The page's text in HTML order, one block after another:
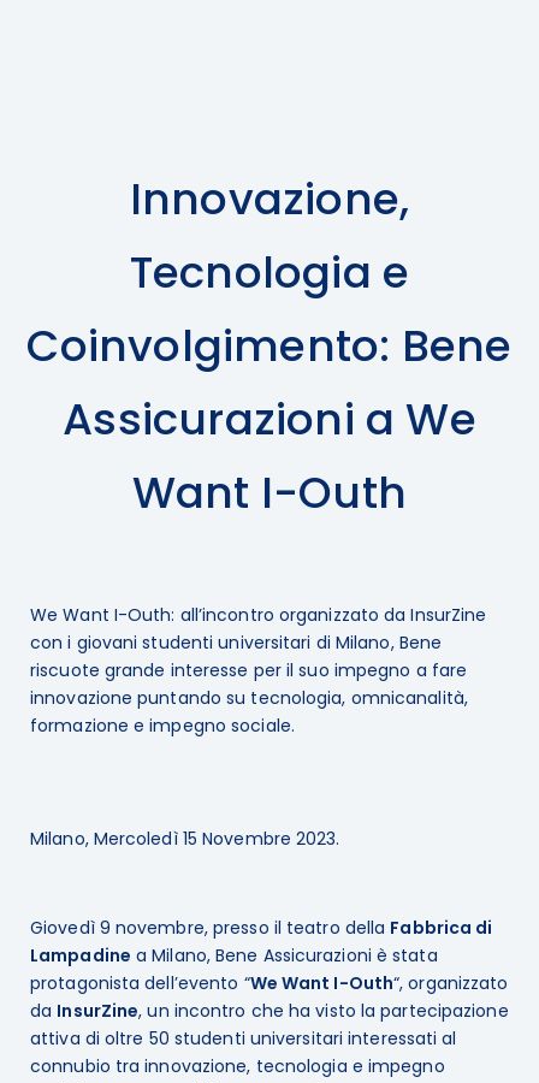
Innovazione,
Tecnologia e
Coinvolgimento: Bene
Assicurazioni a We
Want I-Outh
We Want I-Outh: all’incontro organizzato da InsurZine
con i giovani studenti universitari di Milano, Bene
riscuote grande interesse per il suo impegno a fare
innovazione puntando su tecnologia, omnicanalità,
formazione e impegno sociale.
Milano, Mercoledì 15 Novembre 2023.
Giovedì 9 novembre, presso il teatro della Fabbrica di
Lampadine a Milano, Bene Assicurazioni è stata
protagonista dell’evento “We Want I-Outh“, organizzato
da InsurZine, un incontro che ha visto la partecipazione
attiva di oltre 50 studenti universitari interessati al
connubio tra innovazione, tecnologia e impegno